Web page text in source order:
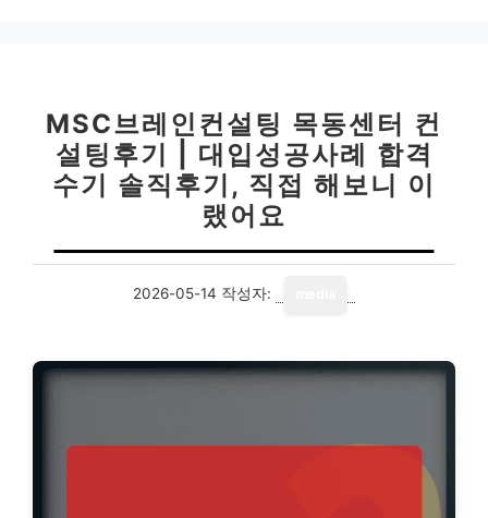
MSC브레인컨설팅 목동센터 컨
설팅후기 | 대입성공사례 합격
수기 솔직후기, 직접 해보니 이
랬어요
2026-05-14 작성자: